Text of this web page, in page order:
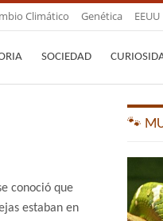
Climático Genética EEUU
SOCIEDAD
conoció que
estaban en
🐾